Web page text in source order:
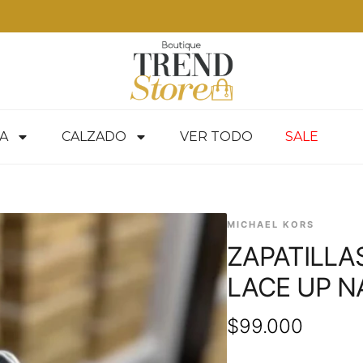
CALZADO VER TODO SALE
MICHAEL KORS
LACE UP
$99.000